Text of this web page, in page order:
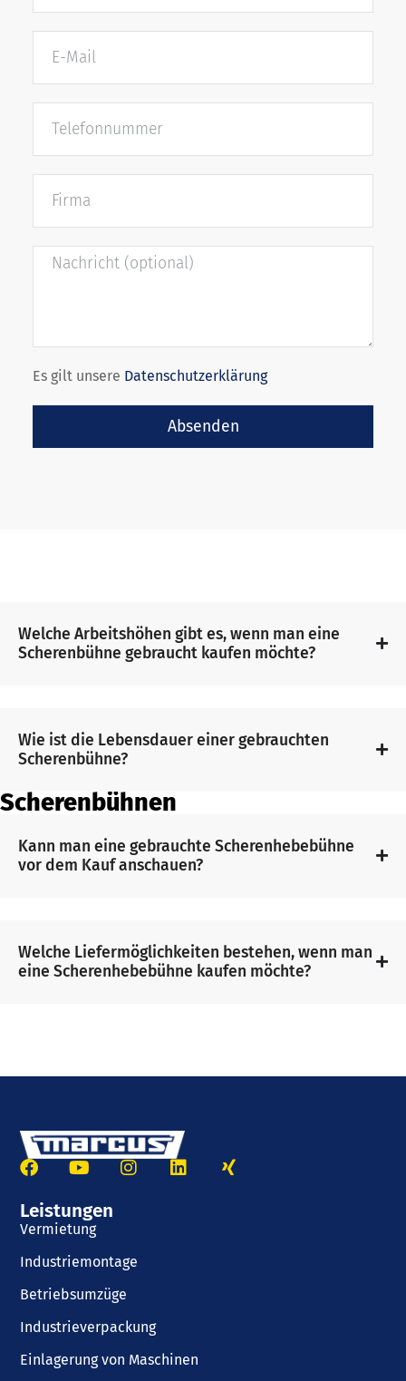
Es gilt unsere Datenschutzerklärung
Absenden
FAQ
zu
Scherenbühnen
gebraucht
kaufen
Welche Arbeitshöhen gibt es, wenn man eine
Scherenbühne gebraucht kaufen möchte?
Wie ist die Lebensdauer einer gebrauchten
Scherenbühne?
Kann man eine gebrauchte Scherenhebebühne
vor dem Kauf anschauen?
Welche Liefermöglichkeiten bestehen, wenn man
eine Scherenhebebühne kaufen möchte?
Leistungen
Vermietung
Industriemontage
Betriebsumzüge
Industrieverpackung
Einlagerung von Maschinen